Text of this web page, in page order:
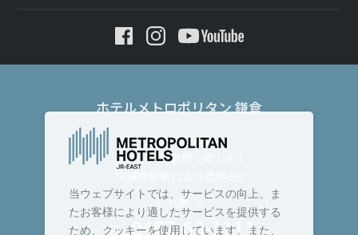
ホテルメトロポリタン 鎌倉
〒248-0006
神奈川県鎌倉市小町1-8-1
＜ 代表 ＞
TEL :0467-60-1111
当ウェブサイトでは、サービスの向上、ま
たお客様により適したサービスを提供する
ため、クッキーを使用しています。また、